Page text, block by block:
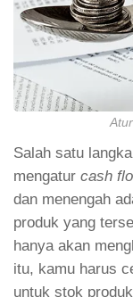
Salah satu
mengatur cash
dan menengah
produk yang
hanya akan
itu, kamu harus
untuk stok